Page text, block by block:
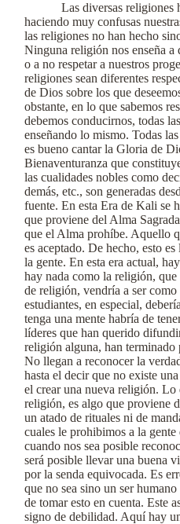
Las diversas religiones
haciendo muy confusas
las religiones no han hecho
Ninguna religión nos enseña a
o a no respetar a nuestros
religiones sean diferentes
de Dios sobre los que
obstante, en lo que sabemos
debemos conducirnos, todas
enseñando lo mismo. Todas
es bueno cantar la Gloria de
Bienaventuranza que
las cualidades nobles como
demás, etc., son generadas
fuente. En esta Era de Kali se
que proviene del Alma
que el Alma prohíbe. Aquello
es aceptado. De hecho, esto
la gente. En esta era actual,
hay nada como la religión,
de religión, vendría a ser
estudiantes, en especial,
tenga una mente habría de
líderes que han querido
religión alguna, han
No llegan a reconocer la
hasta el decir que no existe
el crear una nueva religión. Lo
religión, es algo que proviene
un atado de rituales ni de
cuales le prohibimos a la
cuando nos sea posible
será posible llevar una buena
por la senda equivocada. Es
que no sea sino un ser
de tomar esto en cuenta. Este
signo de debilidad. Aquí hay